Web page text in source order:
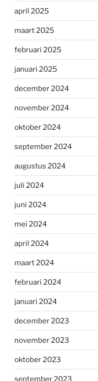
april 2025
maart 2025
februari 2025
januari 2025
december 2024
november 2024
oktober 2024
september 2024
augustus 2024
juli 2024
juni 2024
mei 2024
april 2024
maart 2024
februari 2024
januari 2024
december 2023
november 2023
oktober 2023
september 2023